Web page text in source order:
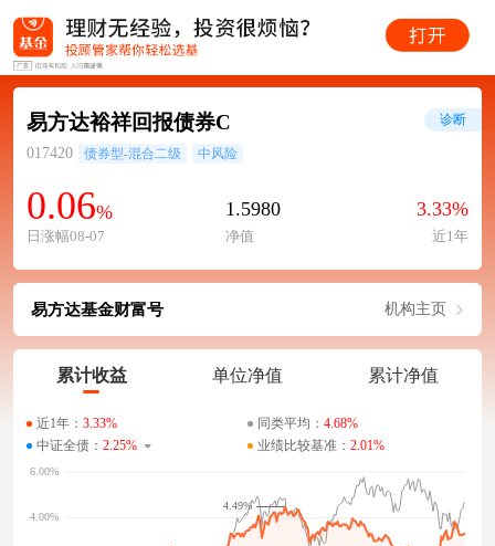
易方达裕祥回报债券C
017420 债券型-混合二级 中风险
0.06%
日涨幅08-07
1.5980
净值
3.33%
近1年
诊断
易方达基金财富号 机构主页
累计收益 单位净值 累计净值
近1年： 3.33% 同类平均： 4.68%
中证全债： 2.25% 业绩比较基准： 2.01%
4.49%